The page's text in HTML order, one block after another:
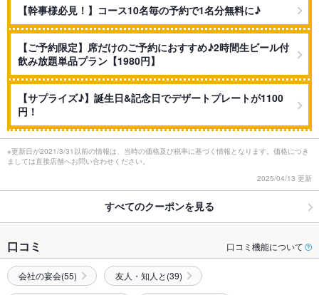
【幹事様必見！】コース10名毎の予約で1名分無料に♪
【ご予約限定】席だけのご予約におすすめ♪2時間生ビール付
飲み放題単品プラン【1980円】
【サプライズ♪】誕生日&記念日でデザートプレートが1100
円！
※更新日が2021/3/31以前の情報は、当時の価格及び税率に基づく情報となります。価格につき
ましては直接店舗へお問い合わせください。
2025/04/13 更新
すべてのクーポンを見る
口コミ 口コミ機能について
会社の宴会(55) 友人・知人と(39)